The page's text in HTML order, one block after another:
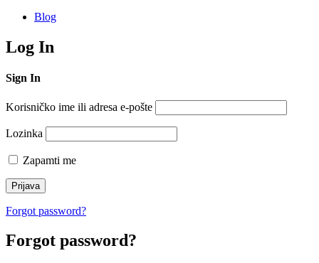
Blog
Log In
Sign In
Korisničko ime ili adresa e-pošte
Lozinka
Zapamti me
Forgot password?
Forgot password?